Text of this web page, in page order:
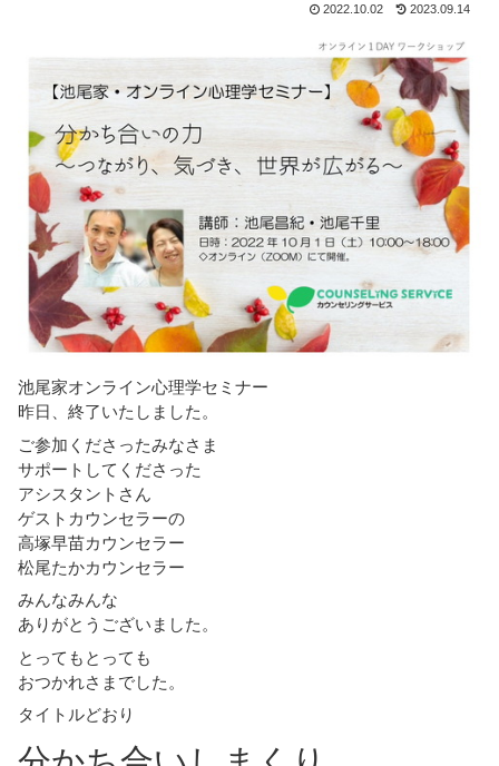
2022.10.02 2023.09.14
池尾家オンライン心理学セミナー
昨日、終了いたしました。
ご参加くださったみなさま
サポートしてくださった
アシスタントさん
ゲストカウンセラーの
高塚早苗カウンセラー
松尾たかカウンセラー
みんなみんな
ありがとうございました。
とってもとっても
おつかれさまでした。
タイトルどおり